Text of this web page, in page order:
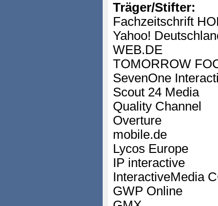
Träger/Stifter:
Fachzeitschrift
Yahoo!
WEB.DE
TOMORROW
SevenOne
Scout 24 Media
Quality Channel
Overture
mobile.de
Lycos Europe
IP interactive
InteractiveMedia
GWP Online